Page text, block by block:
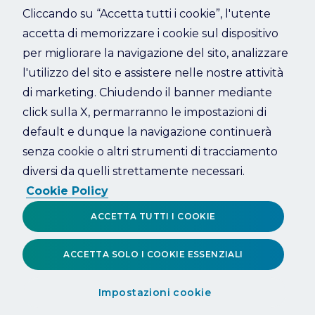
Refresh
Cliccando su “Accetta tutti i cookie”, l'utente
accetta di memorizzare i cookie sul dispositivo
per migliorare la navigazione del sito, analizzare
l'utilizzo del sito e assistere nelle nostre attività
di marketing. Chiudendo il banner mediante
click sulla X, permarranno le impostazioni di
default e dunque la navigazione continuerà
senza cookie o altri strumenti di tracciamento
diversi da quelli strettamente necessari.
Cookie Policy
Impostazioni cookie
ACCETTA SOLO I COOKIE ESSENZIALI
ACCETTA TUTTI I COOKIE